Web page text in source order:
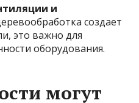
и
создает
это важно для
оборудования.
могут